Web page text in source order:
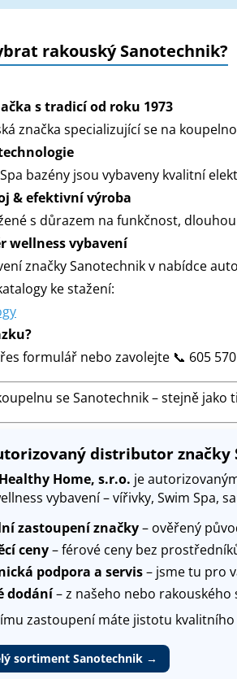
rakouský Sanotechnik?
s tradicí od roku 1973
značka specializující se na
bazény jsou vybaveny kvalitní
& efektivní výroba
s důrazem na funkčnost,
wellness vybavení
značky Sanotechnik v nabídce
ke stažení:
formulář nebo zavolejte 📞 605
se Sanotechnik – stejně
distributor značky
Healthy Home, s.r.o. je
vybavení – vířivky, Swim Spa,
zastoupení značky– ověřený
ceny– férové ceny bez
podpora a servis– jsme tu pro
dodání– z našeho nebo rakouského
zastoupení máte jistotu
sortiment Sanotechnik →